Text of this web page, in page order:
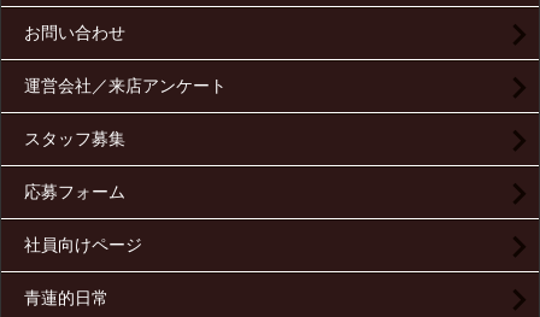
お問い合わせ
運営会社／来店アンケート
スタッフ募集
応募フォーム
社員向けページ
青蓮的日常